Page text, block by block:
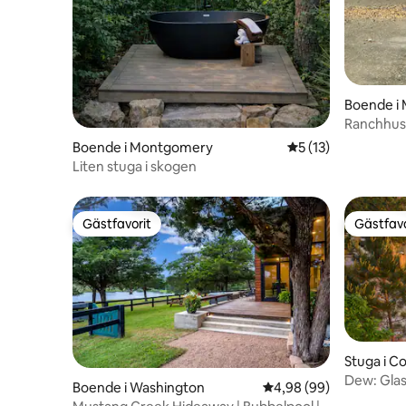
Boende i Montgomery 5 av 5 i
5 (13)
Liten stuga i skogen
Boende i
Gästfavorit
Gästfavorit
Boende i Washington 4,98 av 5 i
4,98 (99)
Stuga i
Dew: